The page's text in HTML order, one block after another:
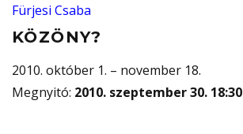
Fürjesi Csaba
KÖZÖNY?
2010. október 1. – november 18.
Megnyitó: 2010. szeptember 30. 18:30